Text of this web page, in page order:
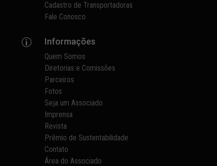
Cadastro de Transportadoras
Fale Conosco
p Informações
Quem Somos
Diretorias e Comissões
Parceiros
Fotos
Seja um Associado
Imprensa
Revista
Prêmio de Sustentabilidade
Contato
Área do Associado